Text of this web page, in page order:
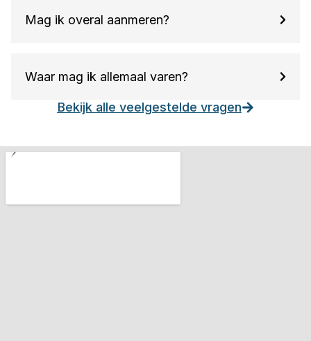
Mag ik overal aanmeren?
Waar mag ik allemaal varen?
Bekijk alle veelgestelde vragen